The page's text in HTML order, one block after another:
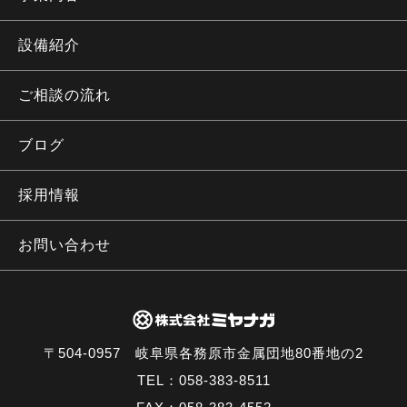
設備紹介
ご相談の流れ
ブログ
採用情報
お問い合わせ
〒504-0957 岐阜県各務原市金属団地80番地の2
TEL：058-383-8511